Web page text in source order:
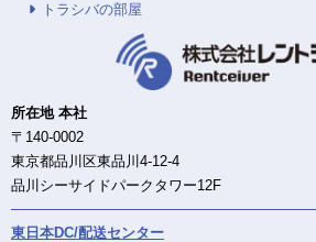
トラシバの部屋
所在地 本社
〒140-0002
東京都品川区東品川4-12-4
品川シーサイドパークタワー12F
東日本DC/配送センター